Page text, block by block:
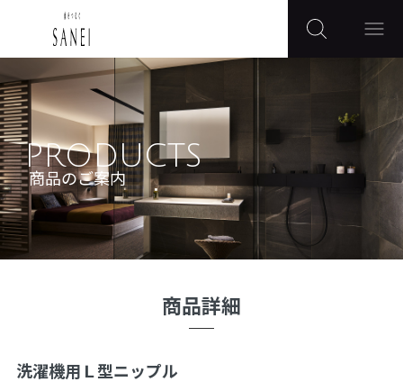
PRODUCTS
商品のご案内
商品詳細
洗濯機用Ｌ型ニップル